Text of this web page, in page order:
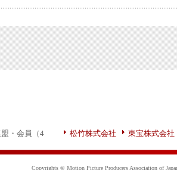
・会員（4
松竹株式会社 東宝株式会社
Copyrights © Motion Picture Producers Association of